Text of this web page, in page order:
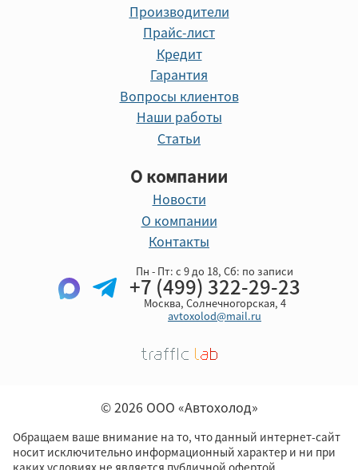
Производители
Прайс-лист
Кредит
Гарантия
Вопросы клиентов
Наши работы
Статьи
О компании
Новости
О компании
Контакты
Пн - Пт: с 9 до 18, Cб: по записи
+7 (499) 322-29-23
Москва, Солнечногорская, 4
avtoxolod@mail.ru
© 2026 ООО «Автохолод»
Обращаем ваше внимание на то, что данный интернет-сайт
носит исключительно информационный характер и ни при
каких условиях не является публичной офертой,